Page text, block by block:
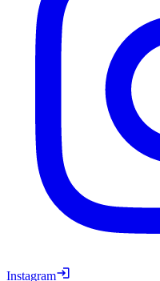
Instagram